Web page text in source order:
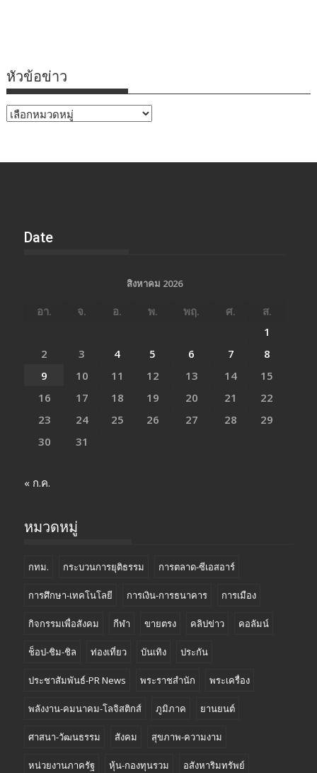
หัวข้อข่าว
หัวข้อ
Date
สิงหาคม 2026
อา. จ. อ. พ. พฤ. ศ.
ส.
1
2
3 4 5 6 7
8
9
10 11 12 13 14
15
16
17 18 19 20 21
22
23
24 25 26 27 28
29
30
31
« ก.ค.
หมวดหมู่
กทม. กระบวนการยุติธรรม การตลาด-ซีเอสอาร์
การศึกษา-เทคโนโลยี การเงิน-การธนาคาร การเมือง
กิจกรรมเพื่อสังคม กีฬา ขายตรง คลิปข่าว คอลัมน์
ช็อป-ชิม-ชิล ท่องเที่ยว บันเทิง ประกัน
ประชาสัมพันธ์-PR News พระราชสำนัก พระเครื่อง
พลังงาน-คมนาคม-โลจิสติกส์ ภูมิภาค ยานยนต์
ศาสนา-วัฒนธรรม สังคม สุขภาพ-ความงาม
หน่วยงานภาครัฐ หุ้น-กองทุนรวม อสังหาริมทรัพย์